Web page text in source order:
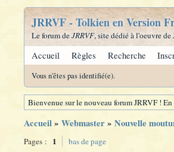
JRRVF - Tolkien en Version
Le forum deJRRVF, site dédié à l'oeuvre
Accueil Règles Recherche
Vous n'êtes pas identifié(e).
Bienvenue sur le nouveau forum JRRVF !
Accueil» Webmaster» Nouvelle
Pages : 1 bas de page